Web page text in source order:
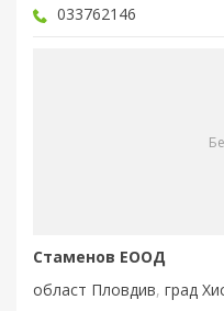
033762146
Стаменов ЕООД
област Пловдив, град